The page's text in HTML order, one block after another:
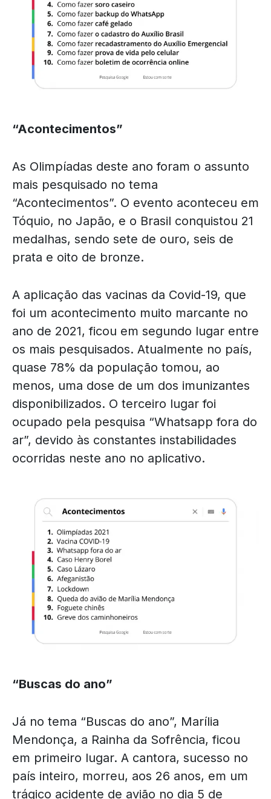
“Acontecimentos”
As Olimpíadas deste ano foram o assunto
mais pesquisado no tema
“Acontecimentos”. O evento aconteceu em
Tóquio, no Japão, e o Brasil conquistou 21
medalhas, sendo sete de ouro, seis de
prata e oito de bronze.
A aplicação das vacinas da Covid-19, que
foi um acontecimento muito marcante no
ano de 2021, ficou em segundo lugar entre
os mais pesquisados. Atualmente no país,
quase 78% da população tomou, ao
menos, uma dose de um dos imunizantes
disponibilizados. O terceiro lugar foi
ocupado pela pesquisa “Whatsapp fora do
ar”, devido às constantes instabilidades
ocorridas neste ano no aplicativo.
“Buscas do ano”
Já no tema “Buscas do ano”, Marília
Mendonça, a Rainha da Sofrência, ficou
em primeiro lugar. A cantora, sucesso no
país inteiro, morreu, aos 26 anos, em um
trágico acidente de avião no dia 5 de